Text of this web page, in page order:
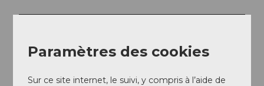
CHF 10.00 / 8.00 / 4.00
Paramètres des cookies
Sur ce site internet, le suivi, y compris à l’aide de